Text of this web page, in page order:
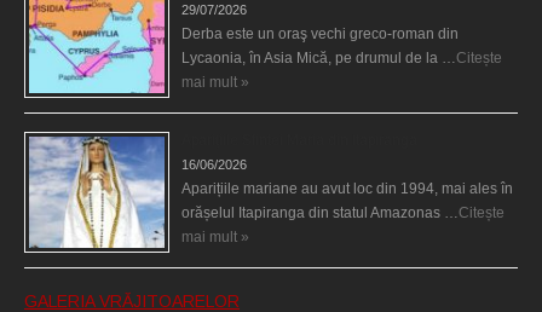
29/07/2026
Derba este un oraş vechi greco-roman din
Lycaonia, în Asia Mică, pe drumul de la …Citește
mai mult »
16/06/2026
Aparițiile mariane au avut loc din 1994, mai ales în
orășelul Itapiranga din statul Amazonas …Citește
mai mult »
GALERIA VRĂJITOARELOR